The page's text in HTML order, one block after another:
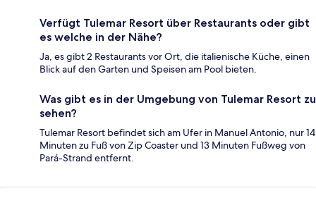
Verfügt Tulemar Resort über Restaurants oder gibt
es welche in der Nähe?
Ja, es gibt 2 Restaurants vor Ort, die italienische Küche, einen
Blick auf den Garten und Speisen am Pool bieten.
Was gibt es in der Umgebung von Tulemar Resort zu
sehen?
Tulemar Resort befindet sich am Ufer in Manuel Antonio, nur 14
Minuten zu Fuß von Zip Coaster und 13 Minuten Fußweg von
Pará-Strand entfernt.